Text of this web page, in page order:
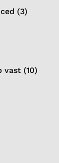
(3)
vast (10)